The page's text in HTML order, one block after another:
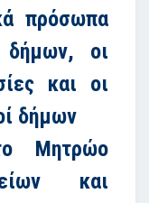
πρόσωπα
δήμων, οι
και οι
δήμων
Μητρώο
και